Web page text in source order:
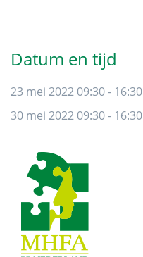
Datum en tijd
23 mei 2022 09:30 - 16:30
30 mei 2022 09:30 - 16:30
Footer